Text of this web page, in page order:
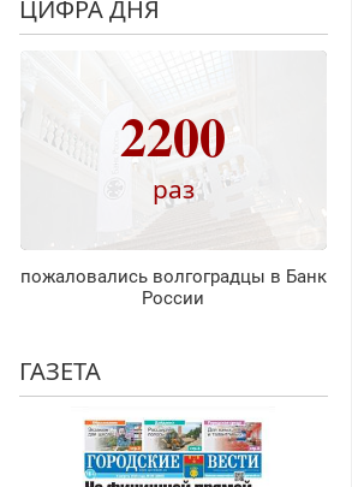
ЦИФРА ДНЯ
2200
раз
пожаловались волгоградцы в Банк
России
ГАЗЕТА